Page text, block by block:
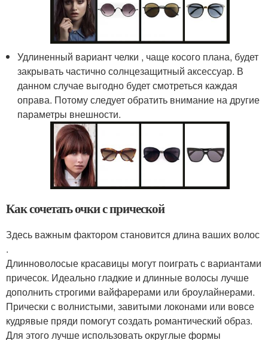
Удлиненный вариант челки , чаще косого плана, будет
закрывать частично солнцезащитный аксессуар. В
данном случае выгодно будет смотреться каждая
оправа. Потому следует обратить внимание на другие
параметры внешности.
Как сочетать очки с прической
Здесь важным фактором становится длина ваших волос
.
Длинноволосые красавицы могут поиграть с вариантами
причесок. Идеально гладкие и длинные волосы лучше
дополнить строгими вайфарерами или броулайнерами.
Прически с волнистыми, завитыми локонами или вовсе
кудрявые пряди помогут создать романтический образ.
Для этого лучше использовать округлые формы